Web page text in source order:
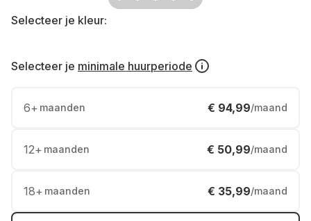
Selecteer je kleur:
Selecteer je minimale huurperiode
6+ maanden € 94,99/maand
12+ maanden € 50,99/maand
18+ maanden € 35,99/maand